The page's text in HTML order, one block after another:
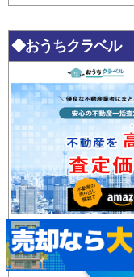
◆おうちクラベル
無